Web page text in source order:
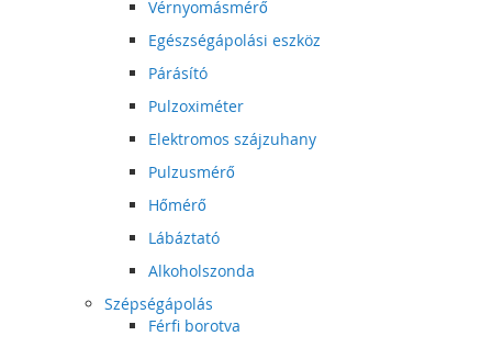
Vérnyomásmérő
Egészségápolási eszköz
Párásító
Pulzoximéter
Elektromos szájzuhany
Pulzusmérő
Hőmérő
Lábáztató
Alkoholszonda
Szépségápolás
Férfi borotva